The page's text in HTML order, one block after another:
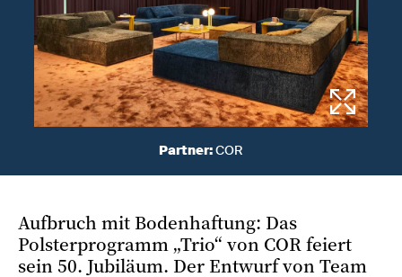
Partner:COR
Aufbruch mit Bodenhaftung: Das
Polsterprogramm „Trio“ von COR feiert
sein 50. Jubiläum. Der Entwurf von Team